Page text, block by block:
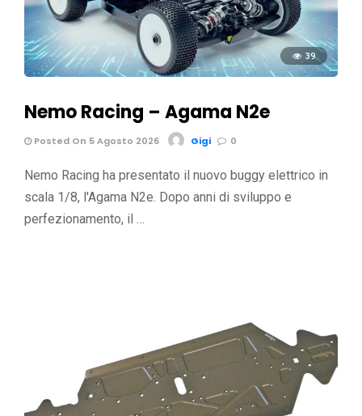
39
Nemo Racing – Agama N2e
Posted On 5 Agosto 2026 Gigi 0
Nemo Racing ha presentato il nuovo buggy elettrico in
scala 1/8, l'Agama N2e. Dopo anni di sviluppo e
perfezionamento, il …